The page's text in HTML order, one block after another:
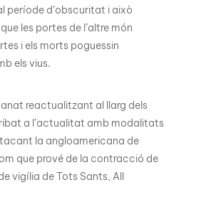
període d’obscuritat i això
les portes de l’altre món
i els morts poguessin
els vius.
anat reactualitzant al llarg dels
a l’actualitat amb modalitats
la angloamericana de
que prové de la contracció de
vigília de Tots Sants, All